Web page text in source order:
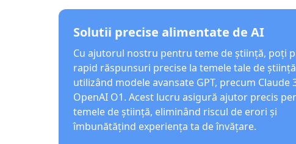
Solutii precise alimentate de AI
Cu ajutorul nostru pentru teme de știință, poți
rapid răspunsuri precise la temele tale de știință
utilizând modele avansate GPT, precum Claude
OpenAI O1. Acest lucru asigură ajutor precis
temele de știință, eliminând riscul de erori și
îmbunătățind experiența ta de învățare.